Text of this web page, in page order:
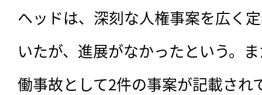
ヘッドは、深刻な人権事案を広く
いたが、進展がなかったという。
働事故として2件の事案が記載され